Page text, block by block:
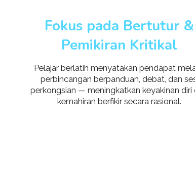
Fokus pada Bertutur &
Pemikiran Kritikal
Pelajar berlatih menyatakan pendapat
perbincangan berpanduan, debat, dan
perkongsian — meningkatkan keyakinan diri
kemahiran berfikir secara rasional.